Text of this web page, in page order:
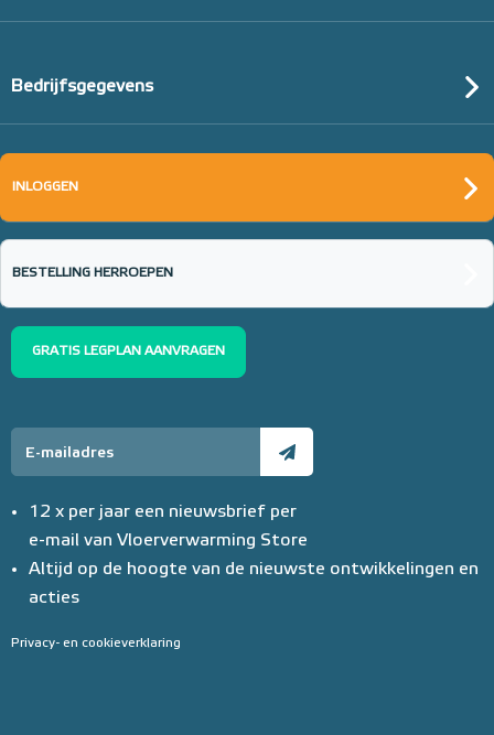
Bedrijfsgegevens
INLOGGEN
BESTELLING HERROEPEN
GRATIS LEGPLAN AANVRAGEN
12 x per jaar een nieuwsbrief per
e-mail van Vloerverwarming Store
Altijd op de hoogte van de nieuwste ontwikkelingen en
acties
Privacy- en cookieverklaring